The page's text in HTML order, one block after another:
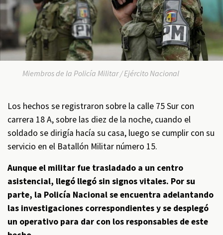
Miembros de la Policía Militar / Ejército Nacional
Los hechos se registraron sobre la calle 75 Sur con
carrera 18 A, sobre las diez de la noche, cuando el
soldado se dirigía hacía su casa, luego se cumplir con su
servicio en el Batallón Militar número 15.
Aunque el militar fue trasladado a un centro
asistencial, llegó llegó sin signos vitales. Por su
parte, la Policía Nacional se encuentra adelantando
las investigaciones correspondientes y se desplegó
un operativo para dar con los responsables de este